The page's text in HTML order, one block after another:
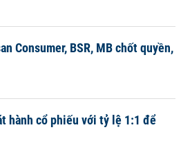
Consumer, BSR, MB chốt quyền,
hành cổ phiếu với tỷ lệ 1:1 để